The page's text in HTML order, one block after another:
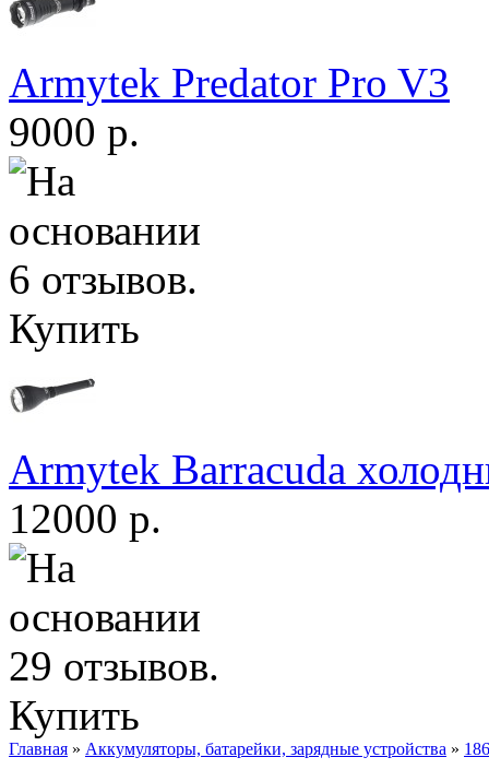
Armytek Predator Pro V3
9000 р.
Купить
Armytek Barracuda
12000 р.
Купить
Главная » Аккумуляторы, батарейки, зарядные устройства »